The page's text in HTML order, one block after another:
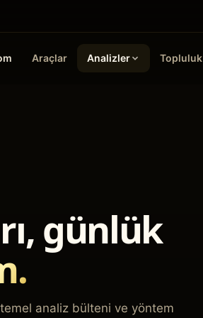
Araçlar Analizler Topluluk
günlük
analiz bülteni ve yöntem